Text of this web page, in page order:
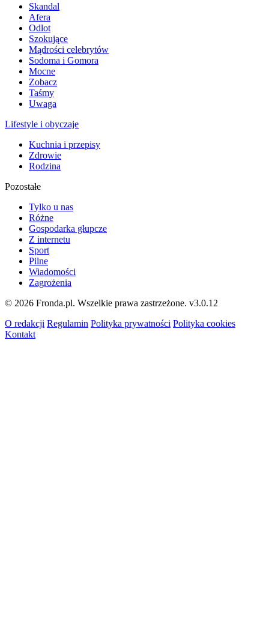
Skandal
Afera
Odlot
Szokujące
Mądrości celebrytów
Sodoma i Gomora
Mocne
Zobacz
Taśmy
Uwaga
Lifestyle i obyczaje
Kuchnia i przepisy
Zdrowie
Rodzina
Pozostałe
Tylko u nas
Różne
Gospodarka głupcze
Z internetu
Sport
Pilne
Wiadomości
Zagrożenia
© 2026 Fronda.pl. Wszelkie prawa zastrzeżone. v3.0.12
O redakcji Regulamin Polityka prywatności Polityka cookies
Kontakt